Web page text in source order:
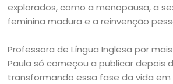
explorados, como a menopausa, a
feminina madura e a reinvenção
Professora de Língua Inglesa por
Paula só começou a publicar depois
transformando essa fase da vida